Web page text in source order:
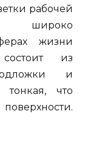
рабочей
широко
жизни
из
и
тонкая, что